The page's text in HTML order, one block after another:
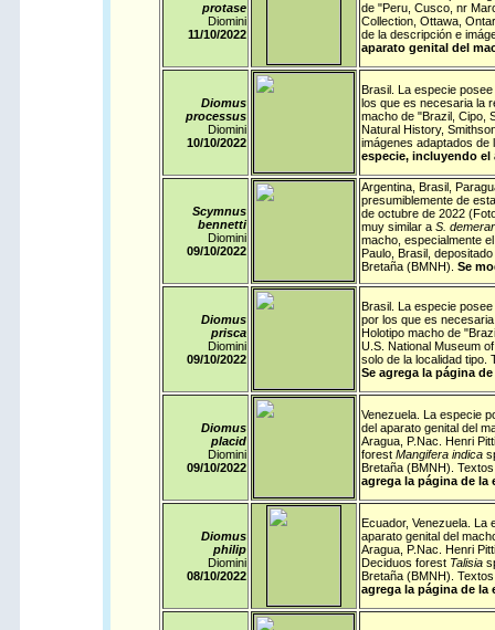
protase
Diomini
11/10/2022
de "Peru, Cusco, nr
Collection, Ottawa,
de la descripción e
aparato genital del
Diomus
processus
Diomini
10/10/2022
Brasil. La especie
los que es necesaria la
macho de "Brazil, Cipo,
Natural History,
imágenes adaptados
especie, incluyendo el
Scymnus
bennetti
Diomini
09/10/2022
Argentina, Brasil,
presumiblemente de
de octubre de 2022
muy similar a S.
macho, especialmente
Paulo, Brasil,
Bretaña (BMNH). Se
Diomus
prisca
Diomini
09/10/2022
Brasil. La especie
por los que es
Holotipo macho de
U.S. National Museum
solo de la localidad tipo.
Se agrega la página
Diomus
placid
Diomini
09/10/2022
Venezuela. La especie
del aparato genital del
Aragua, P.Nac. Henri
forest Mangifera indica
Bretaña (BMNH).
agrega la página de la
Diomus
philip
Diomini
08/10/2022
Ecuador, Venezuela. La
aparato genital del
Aragua, P.Nac. Henri
Deciduos forest Talisia
Bretaña (BMNH).
agrega la página de la